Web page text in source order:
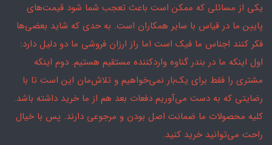
یکی از مسائلی که ممکن است باعث تعجب شما شود قیمت‌های
پایین ما در قیاس با سایر همکاران است. به حدی که شاید بعضی‌ها
فکر کنند اجناس ما فیک است اما راز ارزان فروشی ما دو دلیل دارد:
اول اینکه ما در بندر گناوه واردکننده مستقیم هستیم. دوم اینکه
مشتری را فقط برای یک‌بار نمی‌خواهیم و تلاش‌مان این است تا با
رضایتی که به دست می‌آوریم دفعات بعد هم از ما خرید داشته باشد.
کلیه محصولات ما ضمانت اصل بودن و مرجوعی دارند. پس با خیال
راحت می‌توانید خرید کنید.